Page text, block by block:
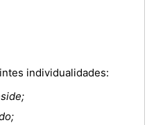
individualidades: